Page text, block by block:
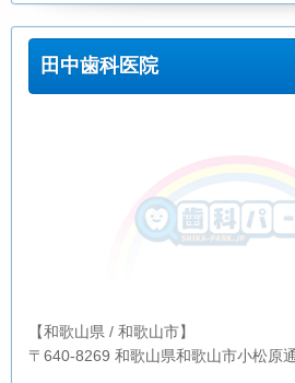
田中歯科医院
【和歌山県 / 和歌山市】
〒640-8269 和歌山県和歌山市小松原